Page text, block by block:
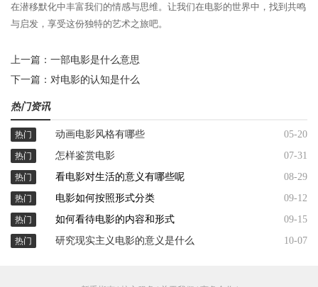
在潜移默化中丰富我们的情感与思维。让我们在电影的世界中，找到共鸣
与启发，享受这份独特的艺术之旅吧。
上一篇： 一部电影是什么意思
下一篇： 对电影的认知是什么
热门资讯
热门 动画电影风格有哪些 05-20
热门 怎样鉴赏电影 07-31
热门 看电影对生活的意义有哪些呢 08-29
热门 电影如何按照形式分类 09-12
热门 如何看待电影的内容和形式 09-15
热门 研究现实主义电影的意义是什么 10-07